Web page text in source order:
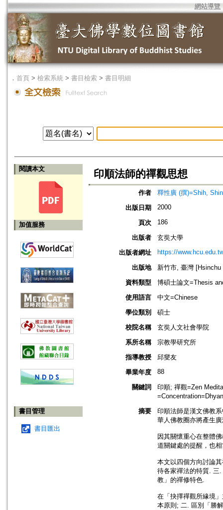
網站導覽
． 首頁 > 檢索系統 > 書目檢索 > 書目明細
閱讀本文
加值服務
書目管理
書目匯出
印順法師的禪觀思想
作者
釋性廣 (撰)=Shih,
出版日期
2000
頁次 186
出版者
玄奘大學
出版者網址
https://
出版地
新竹市, 臺灣 [Hsinchu
資料類型
博碩士論文=Thesis
使用語言
中文=Chinese
學位類別
碩士
校院名稱
玄奘人文社會學院
系所名稱
宗教學研究所
指導教授
邱燮友
畢業年度
88
關鍵詞
印順; 禪觀=Zen
摘要
印順法師是漢文佛教
華人佛教圈亦將產生
因其關懷重心在整體
道關鍵處的提醒，也
本文以四個方向討論
待各家禪法的特質. 三
教」的禪修特色.
在「抉擇禪觀所緣境
本原則; 二. 區別「勝